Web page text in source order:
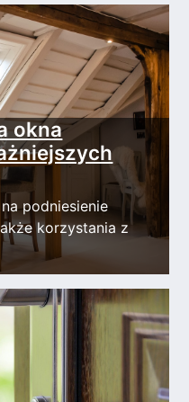
okna
podniesienie
korzystania z